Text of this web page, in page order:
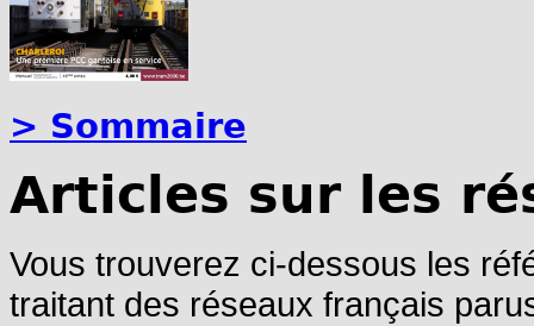
> Sommaire
Articles sur les
Vous trouverez ci-dessous les
traitant des réseaux français